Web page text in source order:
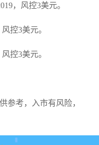
，风控3美元。
控3美元。
控3美元。
参考，入市有风险，